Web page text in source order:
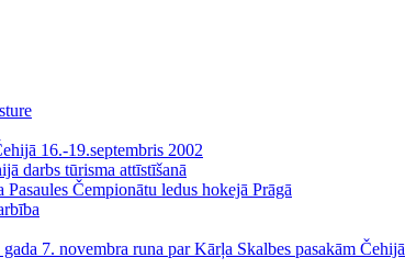
16.-19.septembris 2002
darbs tūrisma attīstīšanā
Čempionātu ledus hokejā Prāgā
7. novembra runa par Kārļa Skalbes pasakām Čehijā